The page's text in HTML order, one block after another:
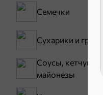
Семечки
Сухарики и гренки
Соусы, кетчупы,
майонезы